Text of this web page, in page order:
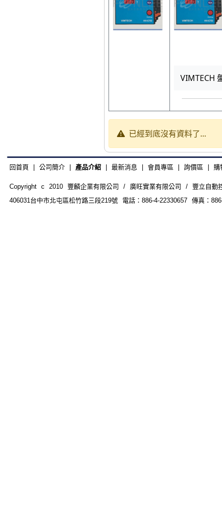
VIMTECH
已經到底沒有資料了...
回首頁 公司簡介| 產品介紹| 最新消息 會員專區 詢價區 購
Copyright c 2010 豐麟企業有限公司 / 廣旺實業有限公司 / 豐立自動
406031台中市北屯區松竹路三段219號 電話：886-4-22330657 傳真：